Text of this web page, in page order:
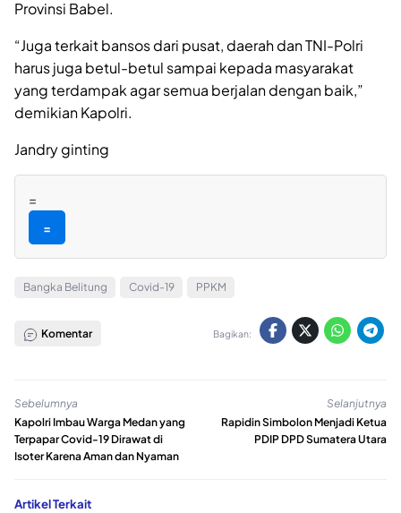
Provinsi Babel.
“Juga terkait bansos dari pusat, daerah dan TNI-Polri
harus juga betul-betul sampai kepada masyarakat
yang terdampak agar semua berjalan dengan baik,”
demikian Kapolri.
Jandry ginting
=
=
Bangka Belitung Covid-19 PPKM
Komentar Bagikan:
Sebelumnya
Kapolri Imbau Warga Medan yang
Terpapar Covid-19 Dirawat di
Isoter Karena Aman dan Nyaman
Selanjutnya
Rapidin Simbolon Menjadi Ketua
PDIP DPD Sumatera Utara
Artikel Terkait